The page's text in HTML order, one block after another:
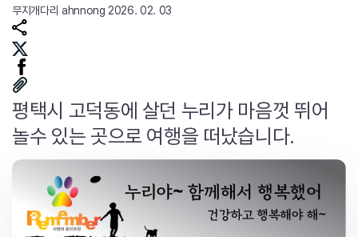
무지개다리 ahnnong 2026. 02. 03
평택시 고덕동에 살던 누리가 마음껏 뛰어
놀수 있는 곳으로 여행을 떠났습니다.